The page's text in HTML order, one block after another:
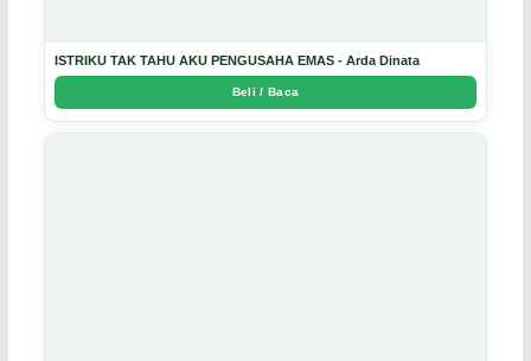
ISTRIKU TAK TAHU AKU PENGUSAHA EMAS - Arda Dinata
Beli / Baca